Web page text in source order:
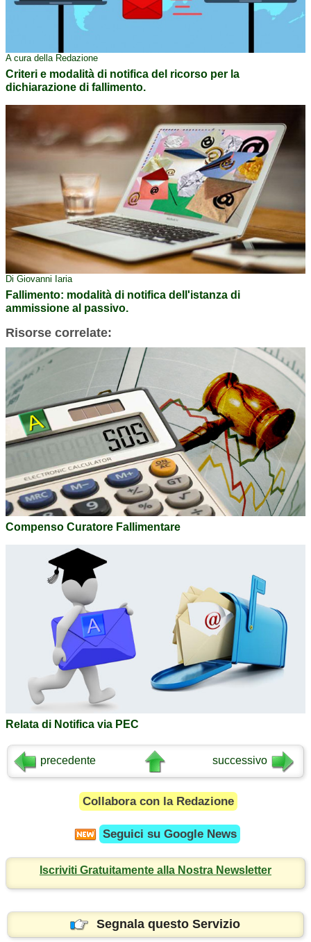
A cura della Redazione
Criteri e modalità di notifica del ricorso per la
dichiarazione di fallimento.
Di Giovanni Iaria
Fallimento: modalità di notifica dell'istanza di
ammissione al passivo.
Risorse correlate:
Compenso Curatore Fallimentare
Relata di Notifica via PEC
precedente successivo
Collabora con la Redazione
Seguici su Google News
Iscriviti Gratuitamente alla Nostra Newsletter
Segnala questo Servizio